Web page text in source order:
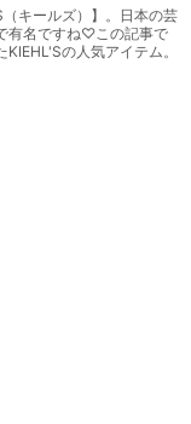
キールズ）】。日本の芸
有名ですね♡この記事で
の人気アイテム。